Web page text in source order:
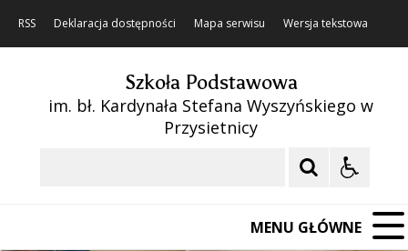
RSS Deklaracja dostępności Mapa serwisu Wersja tekstowa
Szkoła Podstawowa
im. bł. Kardynała Stefana Wyszyńskiego w
Przysietnicy
MENU GŁÓWNE